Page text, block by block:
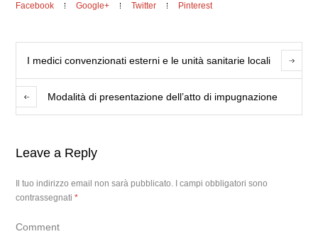
Facebook Google+ Twitter Pinterest
I medici convenzionati esterni e le unità sanitarie locali
Modalità di presentazione dell’atto di impugnazione
Leave a Reply
Il tuo indirizzo email non sarà pubblicato.
I campi obbligatori sono
contrassegnati*
Comment